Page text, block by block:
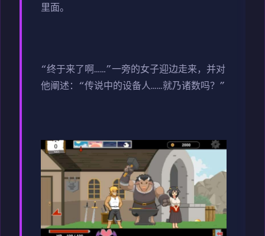
里面。
“终于来了啊……”一旁的女子迎边走来，并对
他阐述：“传说中的设备人……就乃诸数吗？”